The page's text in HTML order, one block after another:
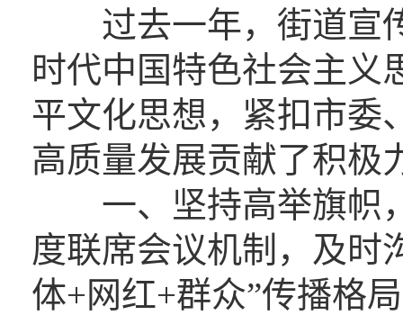
过去一年，街道宣传
时代中国特色社会主义
平文化思想，紧扣市委
高质量发展贡献了积极
一、坚持高举旗帜，
度联席会议机制，及时
体+网红+群众”传播格